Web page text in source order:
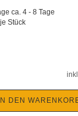
ca. 4 - 8 Tage
Stück
IN DEN